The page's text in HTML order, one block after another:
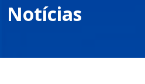
Notícias